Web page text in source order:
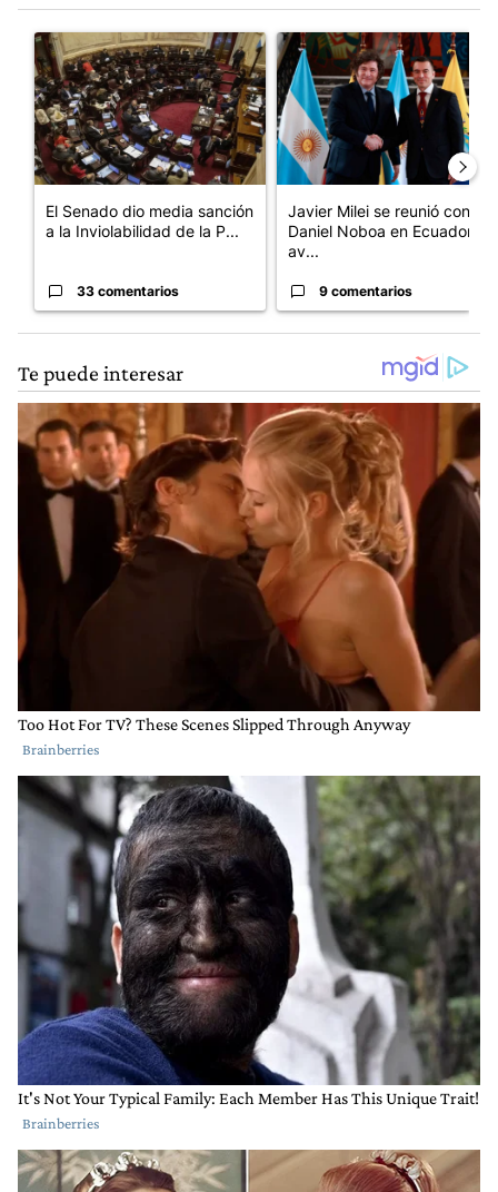
Un artículo de tendencia con el título "El Senado dio media
El Senado dio media sanción
a la Inviolabilidad de la P...
33 comentarios
Un artículo de tendencia con
Javier Milei se reunió con
Daniel Noboa en Ecuador y
av...
9 comentarios